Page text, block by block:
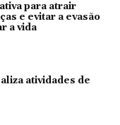
para atrair
e evitar a evasão
a vida
atividades de